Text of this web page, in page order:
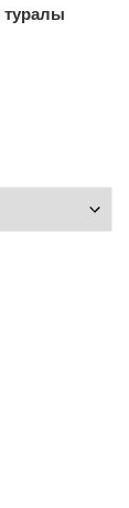
туралы